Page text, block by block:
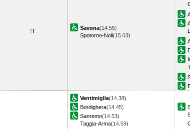
TI Savona(14.55)
Spotorno-Noli(15.03)
Ventimiglia(14.38)
Bordighera(14.45)
Sanremo(14.53)
Taggia-Arma(14.59)